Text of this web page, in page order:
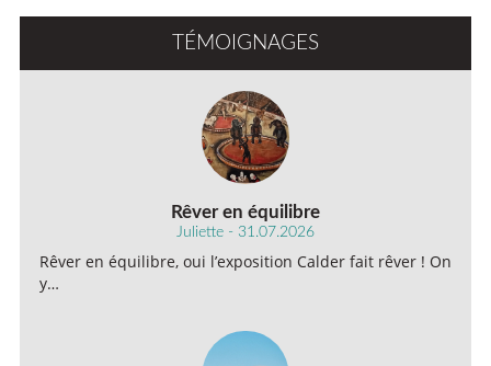
TÉMOIGNAGES
Rêver en équilibre
Juliette - 31.07.2026
Rêver en équilibre, oui l’exposition Calder fait rêver ! On
y…